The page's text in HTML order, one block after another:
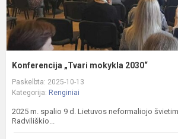
Konferencija „Tvari mokykla 2030“
Paskelbta: 2025-10-13
Kategorija: Renginiai
2025 m. spalio 9 d. Lietuvos neformaliojo
Radviliškio...